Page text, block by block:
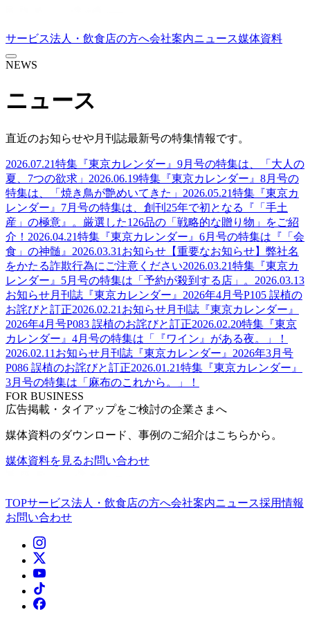
サービス法人・飲食店の方へ会社案内ニュース媒体資料
NEWS
ニュース
直近のお知らせや月刊誌最新号の特集情報です。
2026.07.21特集 『東京カレンダー』9月号の特集は、「大人の
夏、7つの欲求」 2026.06.19特集 『東京カレンダー』8月号の
特集は、「焼き鳥が艶めいてきた」 2026.05.21特集 『東京カ
レンダー』7月号の特集は、創刊25年で初となる『「手土
産」の極意』。厳選した126品の「戦略的な贈り物」をご紹
介！ 2026.04.21特集 『東京カレンダー』6月号の特集は『「会
食」の神髄』 2026.03.31 お知らせ 【重要なお知らせ】弊社名
をかたる詐欺行為にご注意ください2026.03.21特集 『東京カ
レンダー』5月号の特集は「予約が殺到する店」。 2026.03.13
お知らせ月刊誌『東京カレンダー』2026年4月号P105 誤植の
お詫びと訂正2026.02.21 お知らせ月刊誌『東京カレンダー』
2026年4月号P083 誤植のお詫びと訂正2026.02.20特集 『東京
カレンダー』4月号の特集は「『ワイン』がある夜。」！
2026.02.11 お知らせ月刊誌『東京カレンダー』2026年3月号
P086 誤植のお詫びと訂正2026.01.21特集 『東京カレンダー』
3月号の特集は「麻布のこれから。」！
FOR BUSINESS
広告掲載・タイアップをご検討の企業さまへ
媒体資料のダウンロード、事例のご紹介はこちらから。
媒体資料を見るお問い合わせ
TOPサービス法人・飲食店の方へ会社案内ニュース採用情報
お問い合わせ